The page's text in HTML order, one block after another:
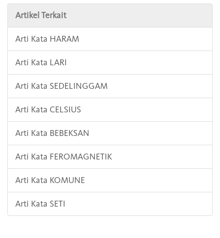
Artikel Terkait
Arti Kata HARAM
Arti Kata LARI
Arti Kata SEDELINGGAM
Arti Kata CELSIUS
Arti Kata BEBEKSAN
Arti Kata FEROMAGNETIK
Arti Kata KOMUNE
Arti Kata SETI